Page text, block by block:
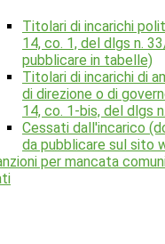
Titolari di incarichi
14, co. 1, del dlgs n.
pubblicare in tabelle)
Titolari di incarichi di
di direzione o di
14, co. 1-bis, del dlgs
Cessati dall'incarico
da pubblicare sul sito
per mancata